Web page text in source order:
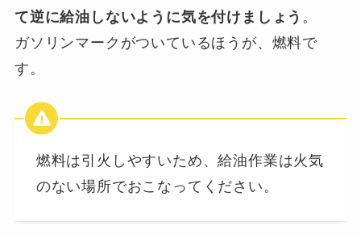
て逆に給油しないように気を付けましょう 。
ガソリンマークがついているほうが、燃料で
す。
燃料は引火しやすいため、給油作業は火気
のない場所でおこなってください。